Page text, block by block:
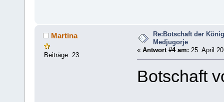
Martina
Beiträge: 23
Re:Botschaft der
Medjugorje
« Antwort #4 am: 25. April
Botschaft